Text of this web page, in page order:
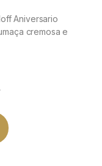
Aniversario
cremosa e